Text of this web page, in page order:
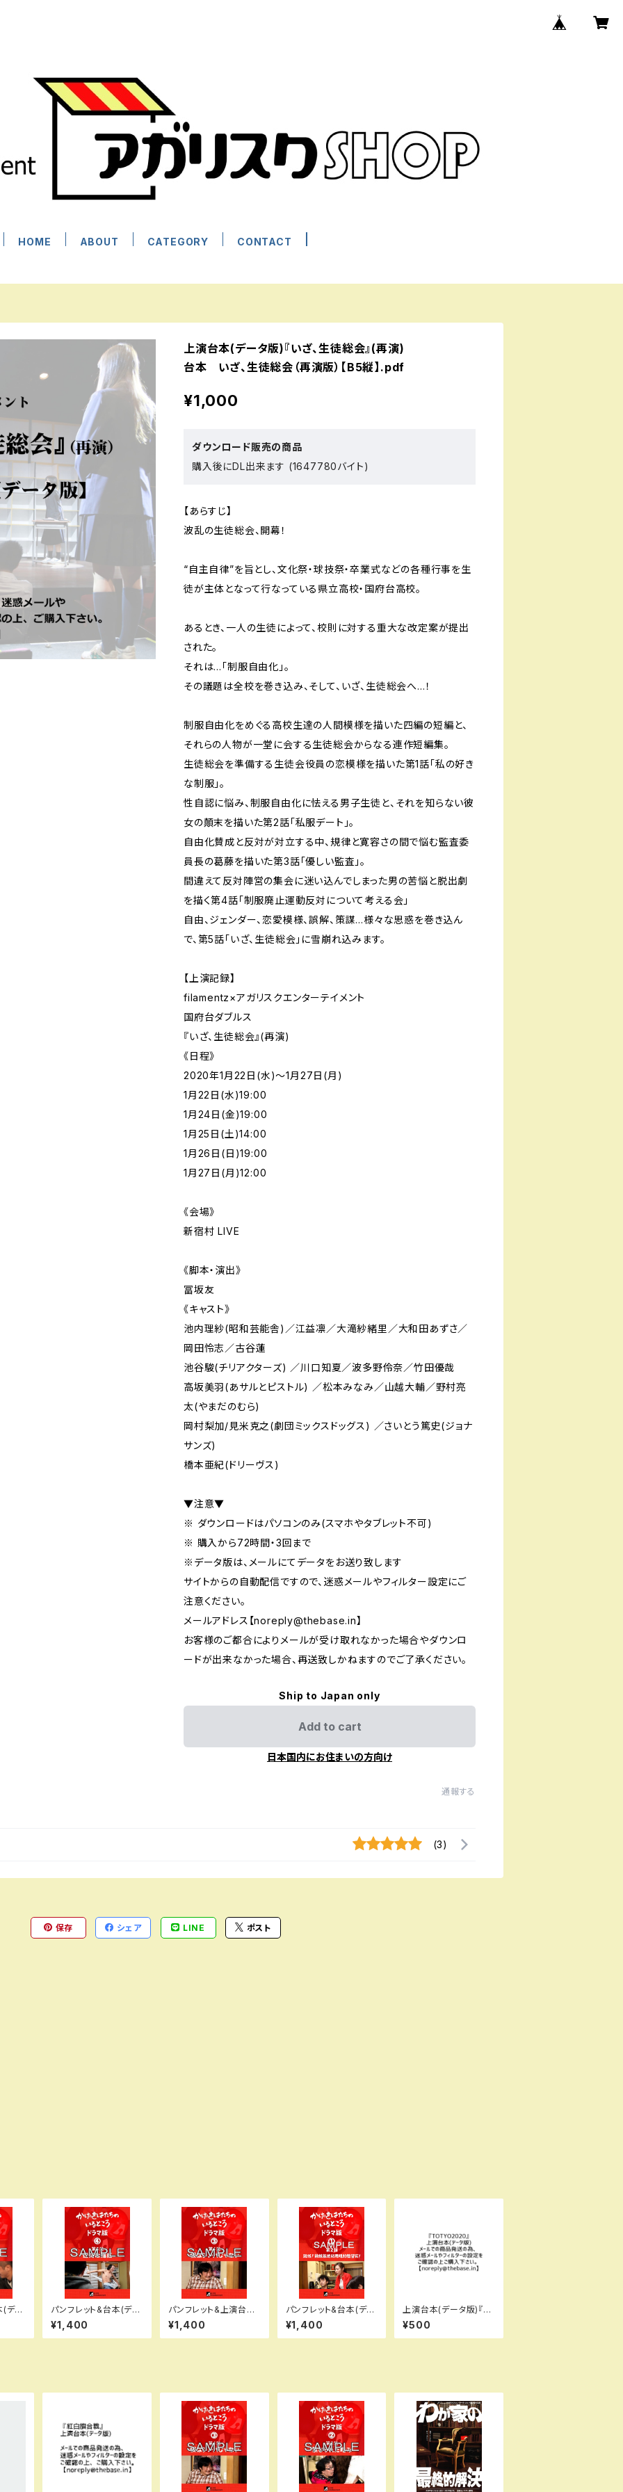
HOME ABOUT CATEGORY CONTACT
上演台本(データ版)『いざ、生徒総会』(再演)
台本 いざ、生徒総会（再演版）【B5縦】.pdf
¥1,000
ダウンロード販売の商品
購入後にDL出来ます (1647780バイト)
【あらすじ】
波乱の生徒総会、開幕！
“自主自律”を旨とし、文化祭・球技祭・卒業式などの各種行事を生
徒が主体となって行なっている県立高校・国府台高校。
あるとき、一人の生徒によって、校則に対する重大な改定案が提出
された。
それは…「制服自由化」。
その議題は全校を巻き込み、そして、いざ、生徒総会へ…！
制服自由化をめぐる高校生達の人間模様を描いた四編の短編と、
それらの人物が一堂に会する生徒総会からなる連作短編集。
生徒総会を準備する生徒会役員の恋模様を描いた第1話「私の好き
な制服」。
性自認に悩み、制服自由化に怯える男子生徒と、それを知らない彼
女の顛末を描いた第2話「私服デート」。
自由化賛成と反対が対立する中、規律と寛容さの間で悩む監査委
員長の葛藤を描いた第3話「優しい監査」。
間違えて反対陣営の集会に迷い込んでしまった男の苦悩と脱出劇
を描く第4話「制服廃止運動反対について考える会」
自由、ジェンダー、恋愛模様、誤解、策謀…様々な思惑を巻き込ん
で、第5話「いざ、生徒総会」に雪崩れ込みます。
【上演記録】
filamentz×アガリスクエンターテイメント
国府台ダブルス
『いざ、生徒総会』(再演)
《日程》
2020年1月22日(水)〜1月27日(月)
1月22日(水)19:00
1月24日(金)19:00
1月25日(土)14:00
1月26日(日)19:00
1月27日(月)12:00
《会場》
新宿村 LIVE
《脚本・演出》
冨坂友
《キャスト》
池内理紗(昭和芸能舎)／江益凛／大滝紗緒里／大和田あずさ／
岡田怜志／古谷蓮
池谷駿(チリアクターズ) ／川口知夏／波多野伶奈／竹田優哉
高坂美羽(あサルとピストル) ／松本みなみ／山越大輔／野村亮
太(やまだのむら)
岡村梨加/見米克之(劇団ミックスドッグス) ／さいとう篤史(ジョナ
サンズ)
橋本亜紀(ドリーヴス)
▼注意▼
※ ダウンロードはパソコンのみ(スマホやタブレット不可)
※ 購入から72時間・3回まで
※データ版は、メールにてデータをお送り致します
サイトからの自動配信ですので、迷惑メールやフィルター設定にご
注意ください。
メールアドレス【noreply@thebase.in】
お客様のご都合によりメールが受け取れなかった場合やダウンロ
ードが出来なかった場合、再送致しかねますのでご了承ください。
Ship to Japan only
Add to cart
日本国内にお住まいの方向け
通報する
(3)
保存 シェア LINE ポスト
(デー
パンフレット&台本(デー
タ版)ドラマ版④第5話
【迂闊な総括】
¥1,400
パンフレット&上演台本
(データ版)かげきはたち
のいるところ【ドラマ版
③】第4話「僕はシンパじ
¥1,400
パンフレット&台本(デー
タ版)かげきはたちのい
るところ（ドラマ版①）第
二話【就任！前線基地利
¥1,400
上演台本(データ版)『T
OTYO2020』
¥500